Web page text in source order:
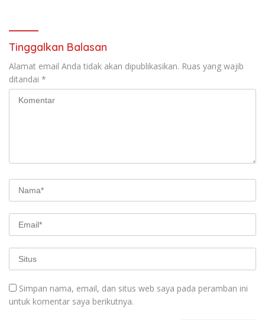
Tinggalkan Balasan
Alamat email Anda tidak akan dipublikasikan. Ruas yang wajib
ditandai *
Simpan nama, email, dan situs web saya pada peramban ini
untuk komentar saya berikutnya.